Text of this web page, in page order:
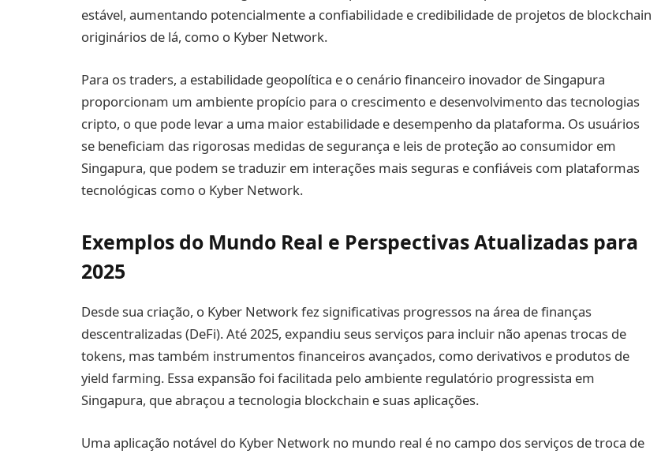
estável, aumentando potencialmente a confiabilidade e credibilidade de projetos de blockchain
originários de lá, como o Kyber Network.
Para os traders, a estabilidade geopolítica e o cenário financeiro inovador de Singapura
proporcionam um ambiente propício para o crescimento e desenvolvimento das tecnologias
cripto, o que pode levar a uma maior estabilidade e desempenho da plataforma. Os usuários
se beneficiam das rigorosas medidas de segurança e leis de proteção ao consumidor em
Singapura, que podem se traduzir em interações mais seguras e confiáveis com plataformas
tecnológicas como o Kyber Network.
Exemplos do Mundo Real e Perspectivas Atualizadas para
2025
Desde sua criação, o Kyber Network fez significativas progressos na área de finanças
descentralizadas (DeFi). Até 2025, expandiu seus serviços para incluir não apenas trocas de
tokens, mas também instrumentos financeiros avançados, como derivativos e produtos de
yield farming. Essa expansão foi facilitada pelo ambiente regulatório progressista em
Singapura, que abraçou a tecnologia blockchain e suas aplicações.
Uma aplicação notável do Kyber Network no mundo real é no campo dos serviços de troca de